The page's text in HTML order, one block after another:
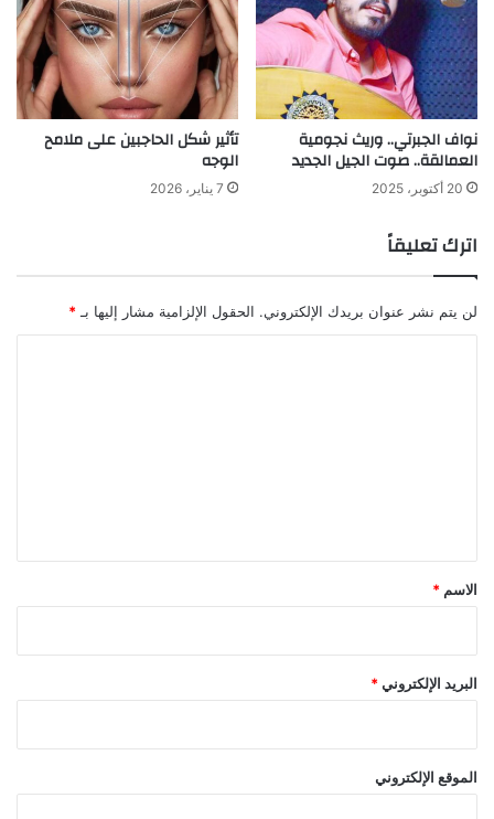
نواف الجبرتي.. وريث نجومية
العمالقة.. صوت الجيل الجديد
20 أكتوبر، 2025
تأثير شكل الحاجبين على ملامح
الوجه
7 يناير، 2026
اترك تعليقاً
لن يتم نشر عنوان بريدك الإلكتروني. الحقول الإلزامية مشار إليها بـ *
*
الاسم *
البريد الإلكتروني *
الموقع الإلكتروني